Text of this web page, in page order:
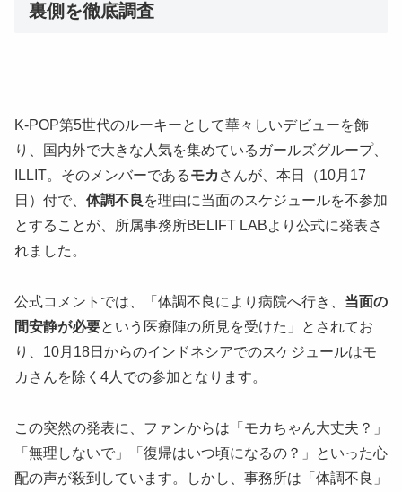
裏側を徹底調査
K-POP第5世代のルーキーとして華々しいデビューを飾
り、国内外で大きな人気を集めているガールズグループ、
ILLIT。そのメンバーであるモカ さんが、本日（10月17
日）付で、 体調不良 を理由に当面のスケジュールを不参加
とすることが、所属事務所BELIFT LABより公式に発表さ
れました。
公式コメントでは、「体調不良により病院へ行き、 当面の
間安静が必要という医療陣の所見を受けた」とされてお
り、10月18日からのインドネシアでのスケジュールはモ
カさんを除く4人での参加となります。
この突然の発表に、ファンからは「モカちゃん大丈夫？」
「無理しないで」「復帰はいつ頃になるの？」といった心
配の声が殺到しています。しかし、事務所は「体調不良」